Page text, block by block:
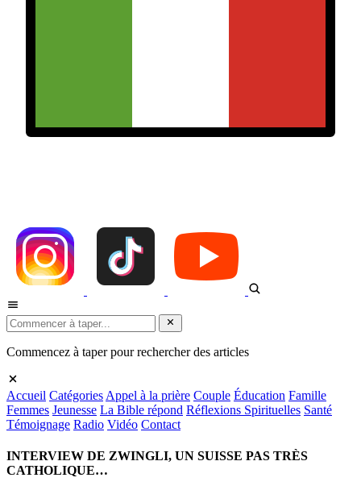
Commencez à taper pour rechercher des articles
Accueil Catégories Appel à la prière Couple Éducation Famille
Femmes Jeunesse La Bible répond Réflexions Spirituelles Santé
Témoignage Radio Vidéo Contact
INTERVIEW DE ZWINGLI, UN SUISSE PAS TRÈS
CATHOLIQUE…